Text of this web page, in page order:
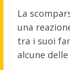
La
una
tra i suoi
alcune